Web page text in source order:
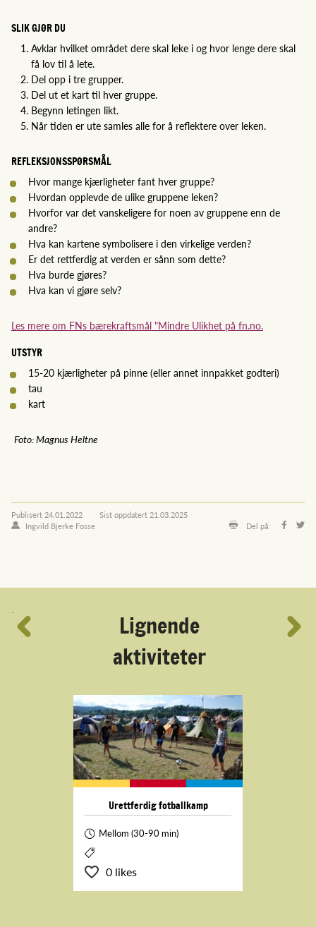
SLIK GJØR DU
Avklar hvilket området dere skal leke i og hvor lenge dere skal
få lov til å lete.
Del opp i tre grupper.
Del ut et kart til hver gruppe.
Begynn letingen likt.
Når tiden er ute samles alle for å reflektere over leken.
REFLEKSJONSSPØRSMÅL
Hvor mange kjærligheter fant hver gruppe?
Hvordan opplevde de ulike gruppene leken?
Hvorfor var det vanskeligere for noen av gruppene enn de
andre?
Hva kan kartene symbolisere i den virkelige verden?
Er det rettferdig at verden er sånn som dette?
Hva burde gjøres?
Hva kan vi gjøre selv?
Les mere om FNs bærekraftsmål "Mindre Ulikhet på fn.no.
UTSTYR
15-20 kjærligheter på pinne (eller annet innpakket godteri)
tau
kart
Foto: Magnus Heltne
Publisert 24.01.2022 Sist oppdatert 21.03.2025
Ingvild Bjerke Fosse
Del på:
´
Lignende
aktiviteter
Urettferdig fotballkamp
Mellom (30-90 min)
0 likes